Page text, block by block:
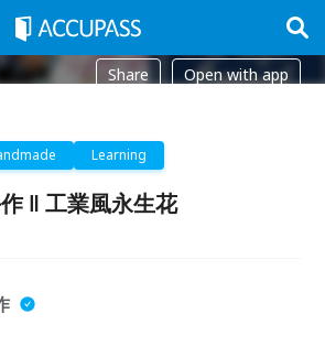
Share Open with app
Learning
‖ 工業風永生花